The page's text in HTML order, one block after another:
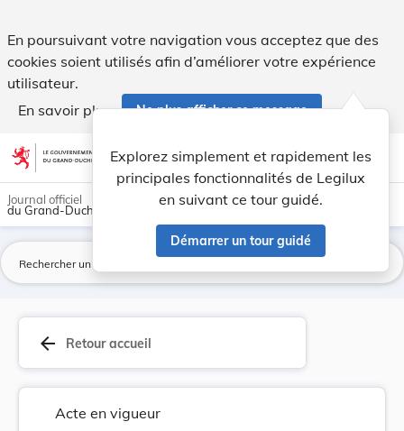
En poursuivant votre navigation vous acceptez que des
cookies soient utilisés afin d’améliorer votre expérience
utilisateur.
En savoir plus
Ne plus afficher ce message
Aller au contenu account_circle help Aide
Explorez simplement et rapidement les
principales fonctionnalités de Legilux
en suivant ce tour guidé.
Démarrer un tour guidé
light_mode dark_mode
Journal officiel
du Grand-Duché de Luxembourg
arrow_back Retour accueil
Acte en vigueur